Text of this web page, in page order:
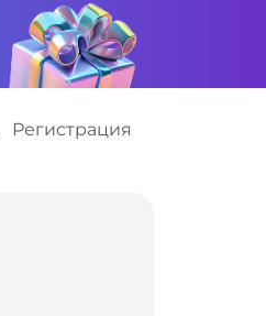
Регистрация